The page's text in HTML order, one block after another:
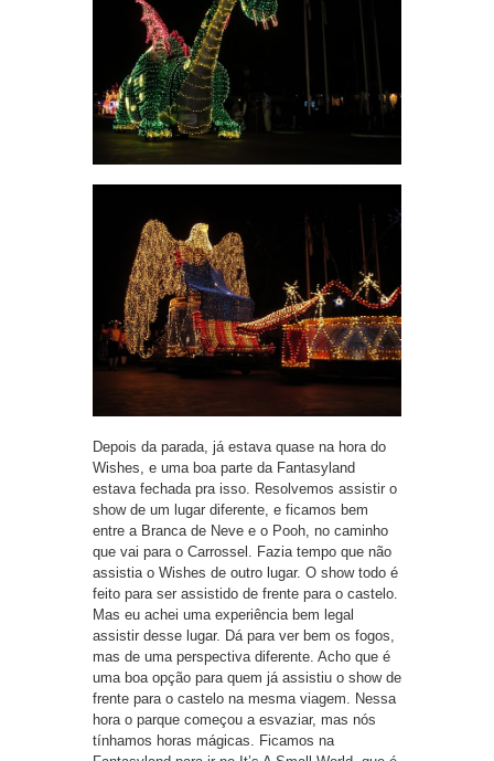
Depois da parada, já estava quase na hora do
Wishes, e uma boa parte da Fantasyland
estava fechada pra isso. Resolvemos assistir o
show de um lugar diferente, e ficamos bem
entre a Branca de Neve e o Pooh, no caminho
que vai para o Carrossel. Fazia tempo que não
assistia o Wishes de outro lugar. O show todo é
feito para ser assistido de frente para o castelo.
Mas eu achei uma experiência bem legal
assistir desse lugar. Dá para ver bem os fogos,
mas de uma perspectiva diferente. Acho que é
uma boa opção para quem já assistiu o show de
frente para o castelo na mesma viagem. Nessa
hora o parque começou a esvaziar, mas nós
tínhamos horas mágicas. Ficamos na